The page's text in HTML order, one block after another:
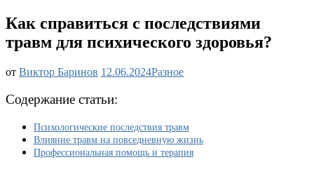
Как справиться с последствиями
травм для психического здоровья?
от Виктор Баринов 12.06.2024Как
для
психического
здоровья?
Разное
Содержание статьи:
Психологические последствия травм
Влияние травм на повседневную жизнь
Профессиональная помощь и терапия